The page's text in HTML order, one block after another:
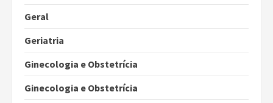
Geral
Geriatria
Ginecologia e Obstetrícia
Ginecologia e Obstetrícia